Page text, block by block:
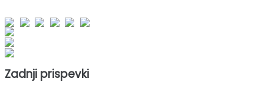
Zadnji prispevki